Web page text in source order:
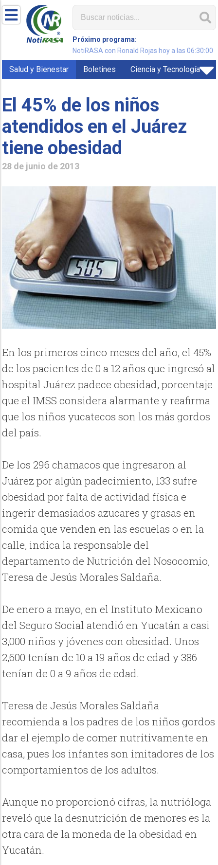
Próximo programa:
NotiRASA con Ronald Rojas hoy a las 06:30:00
Salud y Bienestar Boletines Ciencia y Tecnología
El 45% de los niños
atendidos en el Juárez
tiene obesidad
28 de junio de 2013
En los primeros cinco meses del año, el 45%
de los pacientes de 0 a 12 años que ingresó al
hospital Juárez padece obesidad, porcentaje
que el IMSS considera alarmante y reafirma
que los niños yucatecos son los más gordos
del país.
De los 296 chamacos que ingresaron al
Juárez por algún padecimiento, 133 sufre
obesidad por falta de actividad física e
ingerir demasiados azucares y grasas en
comida que venden en las escuelas o en la
calle, indica la responsable del
departamento de Nutrición del Nosocomio,
Teresa de Jesús Morales Saldaña.
De enero a mayo, en el Instituto Mexicano
del Seguro Social atendió en Yucatán a casi
3,000 niños y jóvenes con obesidad. Unos
2,600 tenían de 10 a 19 años de edad y 386
tenían de 0 a 9 años de edad.
Teresa de Jesús Morales Saldaña
recomienda a los padres de los niños gordos
dar el ejemplo de comer nutritivamente en
casa, pues los infantes son imitadores de los
comportamientos de los adultos.
Aunque no proporcionó cifras, la nutrióloga
reveló que la desnutrición de menores es la
otra cara de la moneda de la obesidad en
Yucatán.